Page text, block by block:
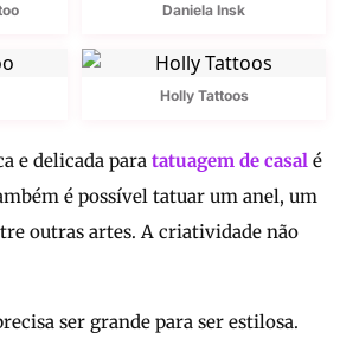
Daniela Insk
Holly Tattoos
e delicada para tatuagem de casal é
é possível tatuar um anel, um
outras artes. A criatividade não
ser grande para ser estilosa.